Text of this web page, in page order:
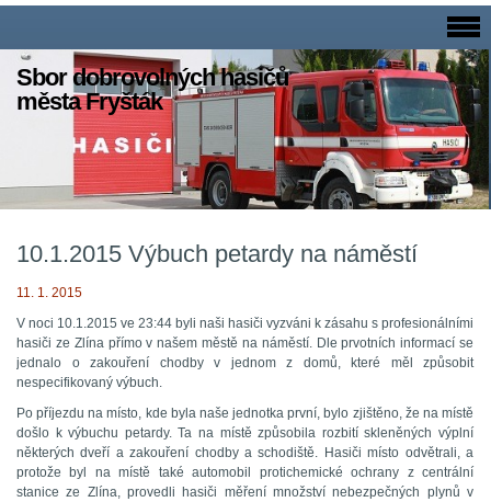
Sbor dobrovolných hasičů
města Fryšták
10.1.2015 Výbuch petardy na náměstí
11. 1. 2015
V noci 10.1.2015 ve 23:44 byli naši hasiči vyzváni k zásahu s profesionálními
hasiči ze Zlína přímo v našem městě na náměstí. Dle prvotních informací se
jednalo o zakouření chodby v jednom z domů, které měl způsobit
nespecifikovaný výbuch.
Po příjezdu na místo, kde byla naše jednotka první, bylo zjištěno, že na místě
došlo k výbuchu petardy. Ta na místě způsobila rozbití skleněných výplní
některých dveří a zakouření chodby a schodiště. Hasiči místo odvětrali, a
protože byl na místě také automobil protichemické ochrany z centrální
stanice ze Zlína, provedli hasiči měření množství nebezpečných plynů v